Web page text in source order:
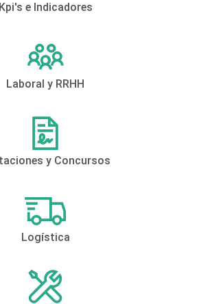
Kpi's e Indicadores
Laboral y RRHH
y Concursos
Logística